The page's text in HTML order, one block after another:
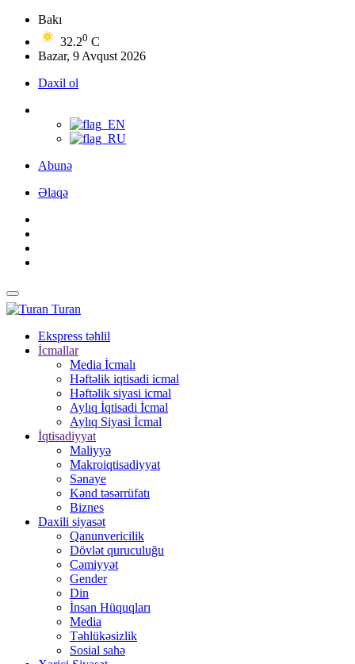
Bakı
32.20 C
Bazar, 9 Avqust 2026
Daxil ol
Abunə
Əlaqə
Turan
Ekspress təhlil
İcmallar
Media İcmalı
Həftəlik iqtisadi icmal
Həftəlik siyasi icmal
Aylıq İqtisadi İcmal
Aylıq Siyasi İcmal
İqtisadiyyat
Maliyyə
Makroiqtisadiyyat
Sənaye
Kənd təsərrüfatı
Biznes
Daxili siyasət
Qanunvericilik
Dövlət quruculuğu
Cəmiyyət
Gender
Din
İnsan Hüquqları
Media
Təhlükəsizlik
Sosial sahə